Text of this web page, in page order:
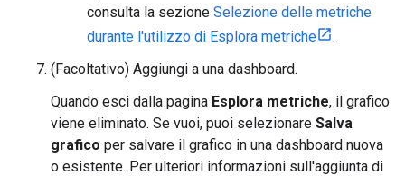
consulta la sezione Selezione delle metriche
durante l'utilizzo di Esplora metriche
.
(Facoltativo) Aggiungi a una dashboard.
Quando esci dalla pagina Esplora metriche, il grafico
viene eliminato. Se vuoi, puoi selezionare Salva
grafico per salvare il grafico in una dashboard nuova
o esistente. Per ulteriori informazioni sull'aggiunta di